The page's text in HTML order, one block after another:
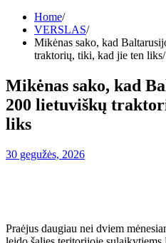
Home
VERSLAS
Mikėnas sako, kad
traktorių, tiki, kad jie ten liks
Mikėnas sako, kad
200 lietuviškų
liks
30 gegužės, 2026
Praėjus daugiau nei dviem